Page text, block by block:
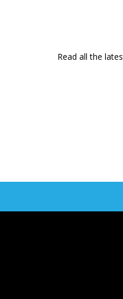
Read all the